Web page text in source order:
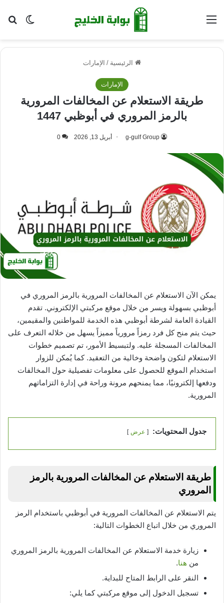
الوضع القائمة
الرئيسية / الإمارات
الإمارات
طريقة الاستعلام عن المخالفات المرورية
بالرمز المروري في أبوظبي 1447
g-gulf Group أبريل 13, 2026 0
يمكن الآن الاستعلام عن المخالفات المرورية بالرمز المروري في
أبوظبي بسهولة ويسر من خلال موقع مركبتي الإلكتروني. تقدم
القيادة العامة لشرطة أبوظبي هذه الخدمة للمواطنين والمقيمين،
حيث يتم منح كل فرد رمزاً مرورياً مميزاً يسهل من خلاله التعرف على
المخالفات المسجلة عليه. ولتبسيط الأمور، تم تصميم خطوات
الاستعلام لتكون واضحة وخالية من التعقيد. كما يُمكن للزوار
استخدام الموقع للحصول على معلومات تفصيلية حول المخالفات
ودفعها إلكترونيًا، مما يمنحهم مرونة وراحة في إدارة التزاماتهم
المرورية.
جدول المحتويات: عرض
طريقة الاستعلام عن المخالفات المرورية بالرمز
المروري
يتم الاستعلام عن المخالفات المرورية في أبوظبي باستخدام الرمز
المروري من خلال اتباع الخطوات التالية:
زيارة خدمة الاستعلام عن المخالفات المرورية بالرمز المروري
من هنا.
النقر على الرابط المتاح للبداية.
تسجيل الدخول إلى موقع مركبتي كما يلي: